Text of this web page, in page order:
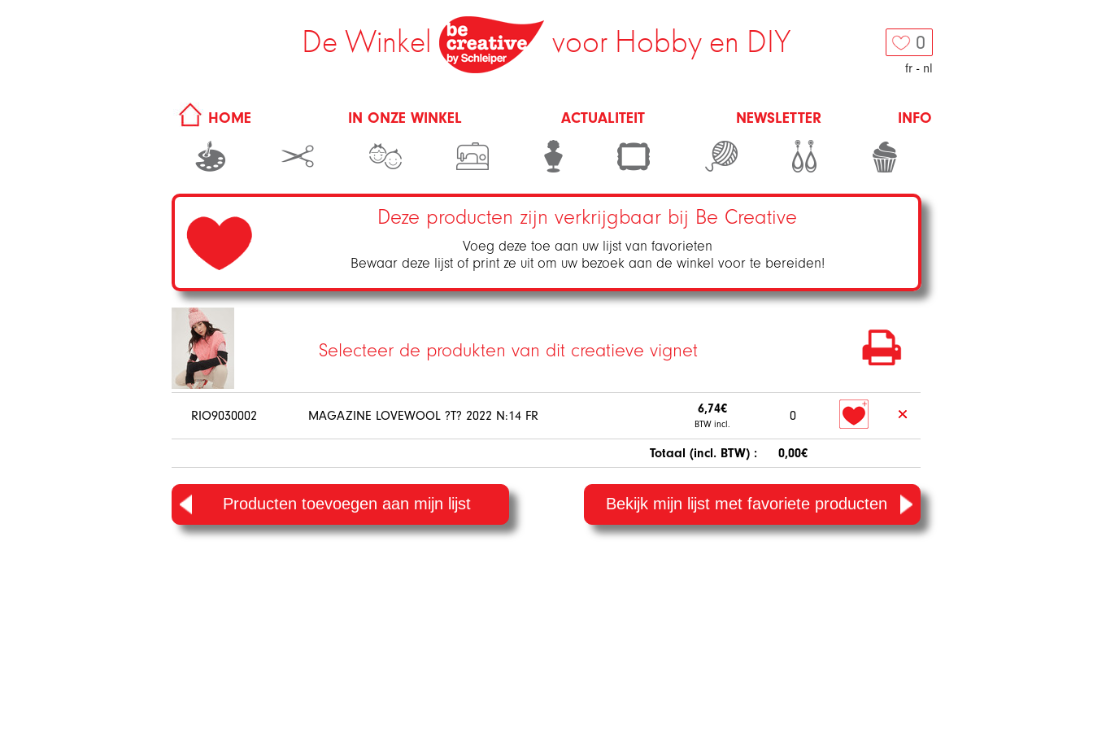
0
fr - nl
De Winkel voor Hobby en DIY
HOME IN ONZE WINKEL ACTUALITEIT NEWSLETTER INFO
Deze producten zijn verkrijgbaar bij Be Creative
Voeg deze toe aan uw lijst van favorieten
Bewaar deze lijst of print ze uit om uw bezoek aan de winkel voor te bereiden!
Selecteer de produkten van dit creatieve vignet
RIO9030002 MAGAZINE LOVEWOOL ?T? 2022 N:14 FR 6,74€
BTW incl.
0
Totaal (incl. BTW) : 0,00€
Producten toevoegen aan mijn lijst Bekijk mijn lijst met favoriete producten